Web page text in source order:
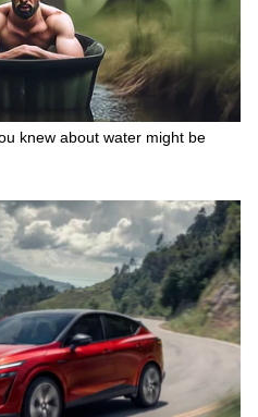
knew about water might be